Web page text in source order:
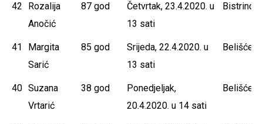
42
Rozalija
Anočić
87 god
Četvrtak, 23.4.2020. u
13 sati
Bistrinci
41
Margita
Sarić
85 god
Srijeda, 22.4.2020. u
13 sati
Belišće
40 Suzana
Vrtarić
38 god
Ponedjeljak,
20.4.2020. u 14 sati
Belišće